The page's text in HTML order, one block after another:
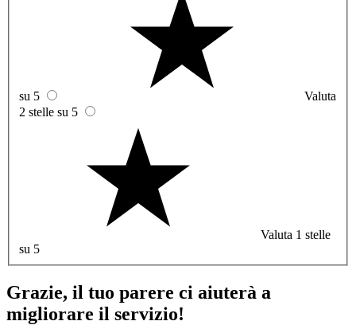
su 5
Valuta
2 stelle su 5
Valuta 1 stelle
su 5
Grazie, il tuo parere ci aiuterà a
migliorare il servizio!